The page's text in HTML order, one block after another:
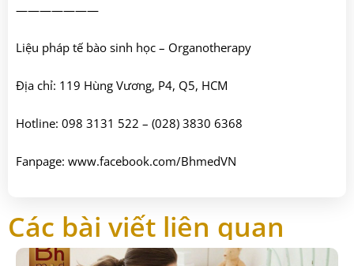
———————
Liệu pháp tế bào sinh học – Organotherapy
Địa chỉ: 119 Hùng Vương, P4, Q5, HCM
Hotline: 098 3131 522 – (028) 3830 6368
Fanpage: www.facebook.com/BhmedVN
Các bài viết liên quan